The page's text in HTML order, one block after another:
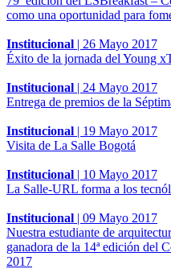
como una oportunidad para
Institucional | 26 Mayo 2017
Éxito de la jornada del Young
Institucional | 24 Mayo 2017
Entrega de premios de la
Institucional | 19 Mayo 2017
Visita de La Salle Bogotá
Institucional | 10 Mayo 2017
La Salle-URL forma a los
Institucional | 09 Mayo 2017
Nuestra estudiante de
ganadora de la 14ª edición del
2017